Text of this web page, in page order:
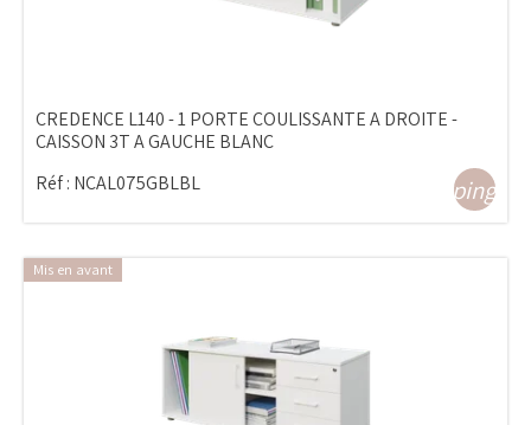
CREDENCE L140 - 1 PORTE COULISSANTE A DROITE -
CAISSON 3T A GAUCHE BLANC
Réf : NCAL075GBLBL
Mis en avant